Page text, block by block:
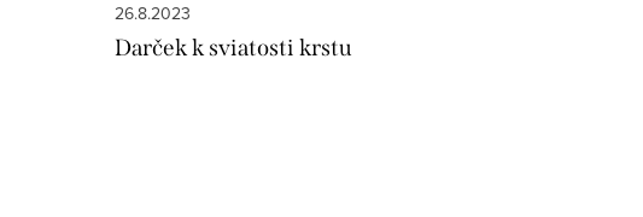
Darček k sviatosti krstu
26.8.2023